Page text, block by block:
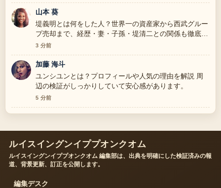
山本 葵
堤義明とは何をした人？世界一の資産家から西武グルー
プ売却まで、経歴・妻・子孫・堤清二との関係も徹底解
説 の報道は丁寧で、流れを追いやすいです。
3 分前
加藤 海斗
ユンシユンとは？プロフィールや人気の理由を解説 周
辺の検証がしっかりしていて安心感があります。
5 分前
ルイスイングンイププオンクオム
ルイスイングンイププオンクオム 編集部は、出典を明確にした検証済みの報
道、背景更新、訂正を公開します。
編集デスク